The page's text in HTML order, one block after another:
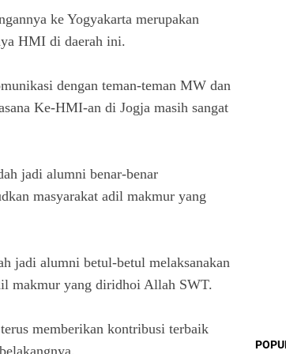
ke Yogyakarta merupakan
HMI di daerah ini.
dengan teman-teman MW dan
Ke-HMI-an di Jogja masih sangat
jadi alumni benar-benar
masyarakat adil makmur yang
jadi alumni betul-betul melaksanakan
makmur yang diridhoi Allah SWT.
memberikan kontribusi terbaik